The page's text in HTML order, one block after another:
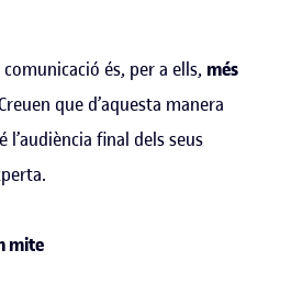
és, per a ells, més
que d’aquesta manera
final dels seus
mite